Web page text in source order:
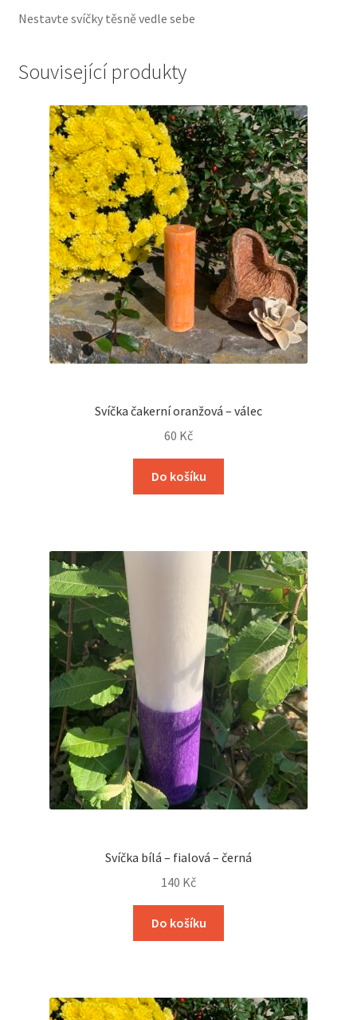
Nestavte svíčky těsně vedle sebe
Související produkty
Svíčka čakerní oranžová – válec
60 Kč
Do košíku
Svíčka bílá – fialová – černá
140 Kč
Do košíku